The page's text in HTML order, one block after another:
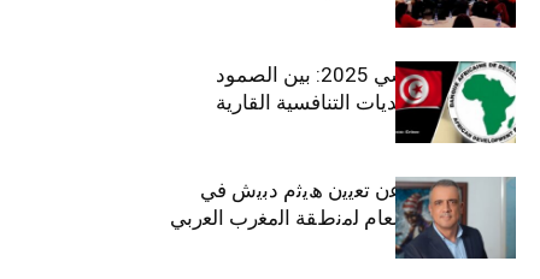
الاقتصاد التونسي 2025: بين الصمود
الاجتماعي وتحديات التنافسية القارية
ﺗﯾﺗرا ﺑﺎك ﺗﻌﻠن ﻋن ﺗﻌﯾﯾن ھﯾﺛم دﺑﯾش ﻓﻲ
ﻣﻧﺻب اﻟﻣدﯾر اﻟﻌﺎم ﻟﻣﻧطﻘﺔ اﻟﻣﻐرب اﻟﻌرﺑﻲ
وﻏرب أﻓرﯾﻘﯾﺎ